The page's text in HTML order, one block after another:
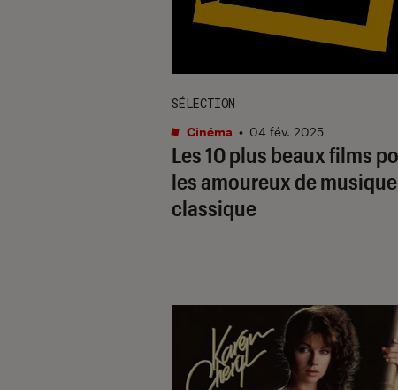
Les 10 plus beaux films
les amoureux de musique
classique
SÉLECTION
Cinéma • 04 fév. 2025